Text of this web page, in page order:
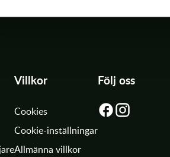
Villkor
Cookies
Cookie-inställningar
Allmänna villkor
Följ oss